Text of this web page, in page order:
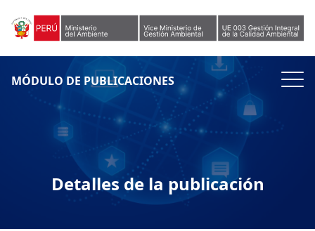
MÓDULO DE PUBLICACIONES
Detalles de la publicación